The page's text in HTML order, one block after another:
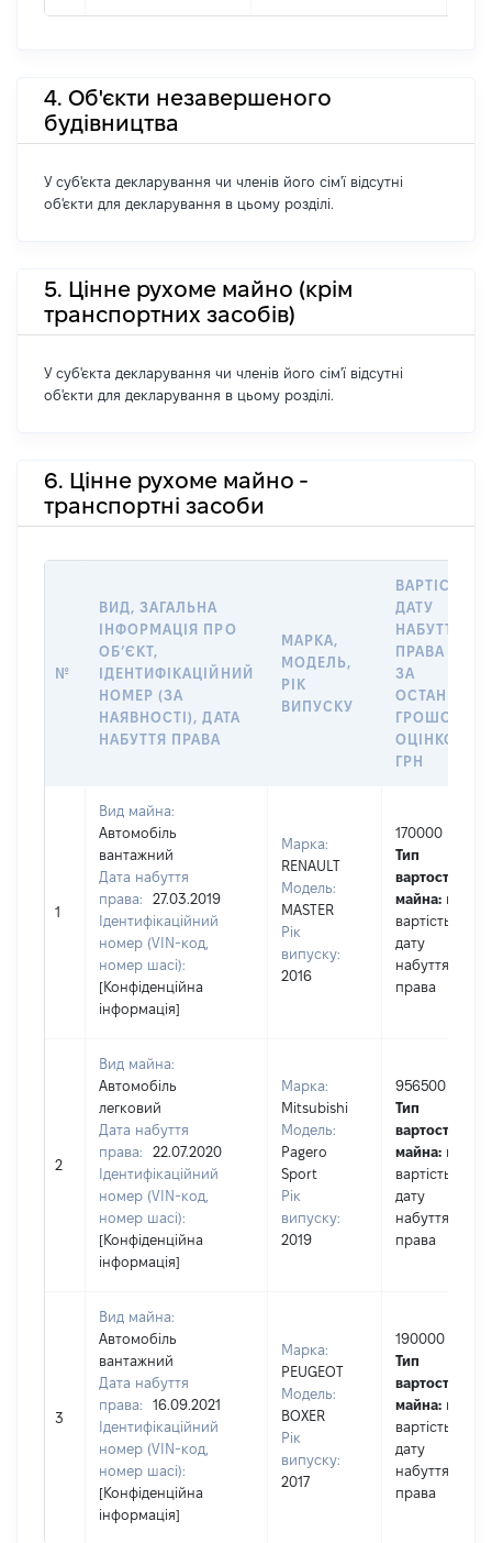
4. Об'єкти незавершеного
будівництва
У суб'єкта декларування чи членів його сім'ї відсутні
об'єкти для декларування в цьому розділі.
5. Цінне рухоме майно (крім
транспортних засобів)
У суб'єкта декларування чи членів його сім'ї відсутні
об'єкти для декларування в цьому розділі.
6. Цінне рухоме майно -
транспортні засоби
№
ВИД, ЗАГАЛЬНА
ІНФОРМАЦІЯ ПРО
ОБʼЄКТ,
ІДЕНТИФІКАЦІЙНИЙ
НОМЕР (ЗА
НАЯВНОСТІ), ДАТА
НАБУТТЯ ПРАВА
МАРКА,
МОДЕЛЬ,
РІК
ВИПУСКУ
ВАРТІСТЬ
ДАТУ
НАБУТТЯ
ПРАВА АБО
ЗА
ГРОШОВОЮ
ОЦІНКОЮ,
ГРН
1
Вид майна:
Автомобіль
вантажний
Дата набуття
права:
27.03.2019
Ідентифікаційний
номер (VIN-код,
номер шасі):
[Конфіденційна
інформація]
Марка:
RENAULT
Модель:
MASTER
Рік
випуску:
2016
170000
Тип
вартості
майна: це
вартість на
дату
набуття
права
2
Вид майна:
Автомобіль
легковий
Дата набуття
права:
22.07.2020
Ідентифікаційний
номер (VIN-код,
номер шасі):
[Конфіденційна
інформація]
Марка:
Mitsubishi
Модель:
Pagero
Sport
Рік
випуску:
2019
956500
Тип
вартості
майна: це
вартість на
дату
набуття
права
3
Вид майна:
Автомобіль
вантажний
Дата набуття
права:
16.09.2021
Ідентифікаційний
номер (VIN-код,
номер шасі):
[Конфіденційна
інформація]
Марка:
PEUGEOT
Модель:
BOXER
Рік
випуску:
2017
190000
Тип
вартості
майна: це
вартість на
дату
набуття
права